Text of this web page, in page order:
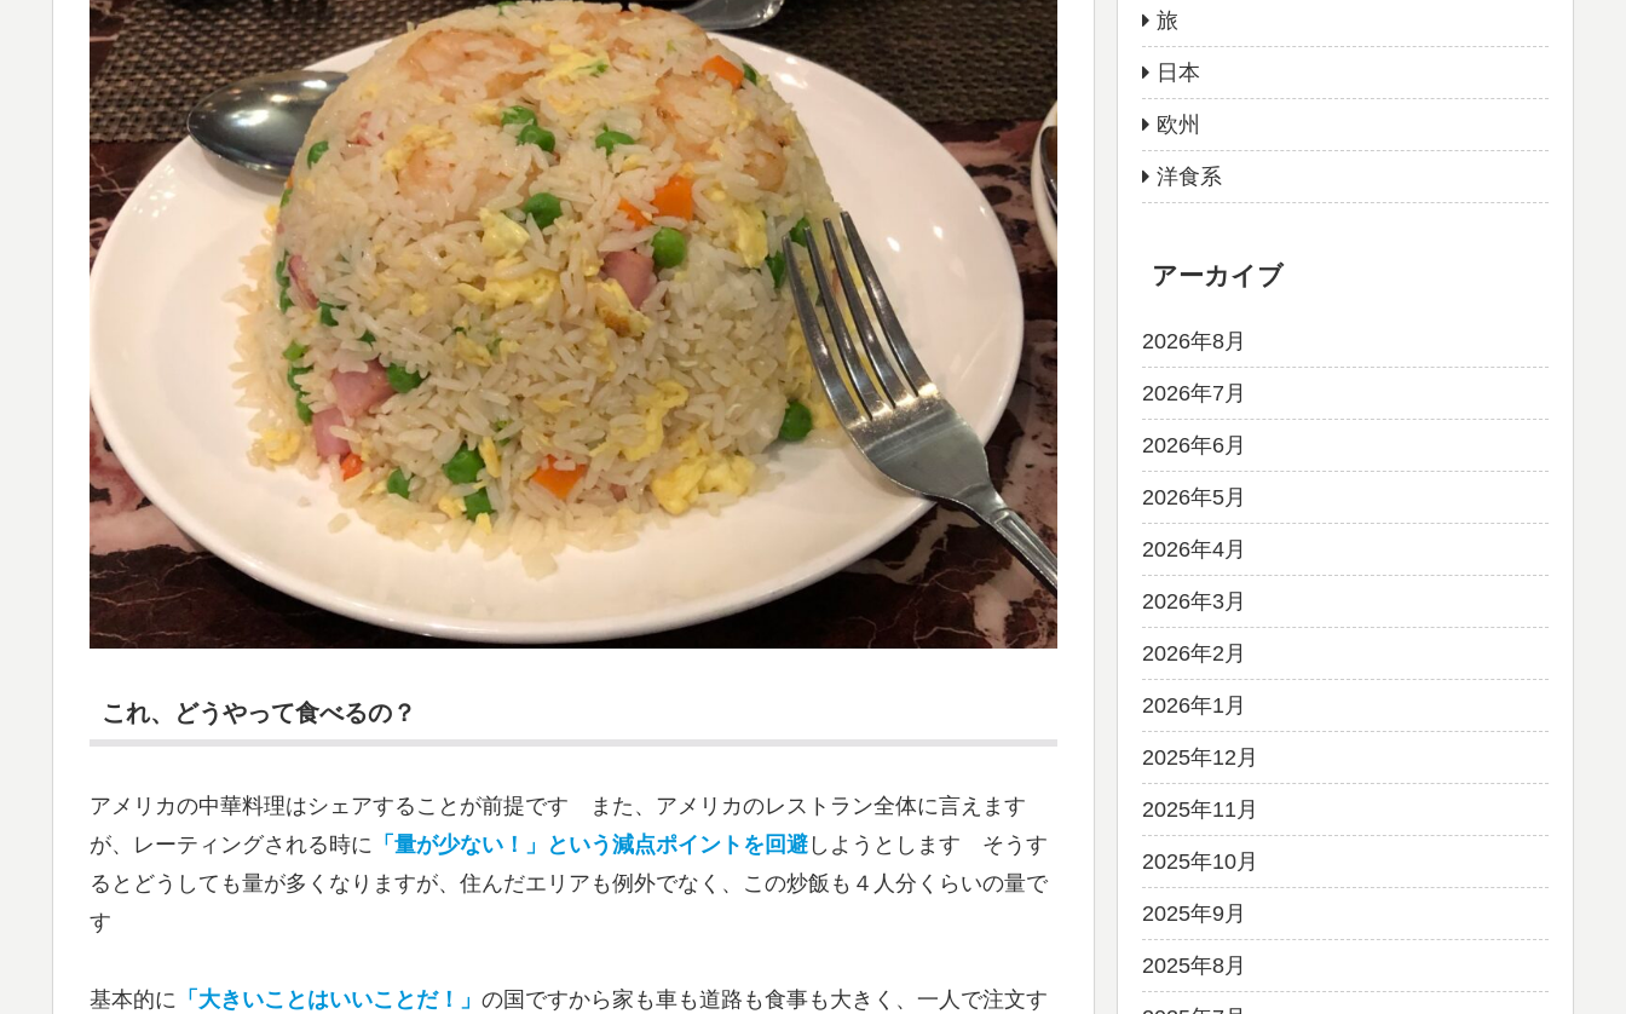
これ、どうやって食べるの？
アメリカの中華料理はシェアすることが前提です また、アメリカのレストラン全体に言えます
が、レーティングされる時に 「量が少ない！」という減点ポイントを回避 しようとします そうす
るとどうしても量が多くなりますが、住んだエリアも例外でなく、この炒飯も４人分くらいの量で
す
基本的に 「大きいことはいいことだ！」 の国ですから家も車も道路も食事も大きく、一人で注文す
旅
日本
欧州
洋食系
アーカイブ
2026年8月
2026年7月
2026年6月
2026年5月
2026年4月
2026年3月
2026年2月
2026年1月
2025年12月
2025年11月
2025年10月
2025年9月
2025年8月